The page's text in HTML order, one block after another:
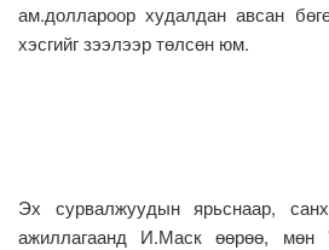
ам.доллароор худалдан авсан
хэсгийг зээлээр төлсөн юм.
Эх сурвалжуудын ярьснаар,
ажиллагаанд И.Маск өөрөө, мөн